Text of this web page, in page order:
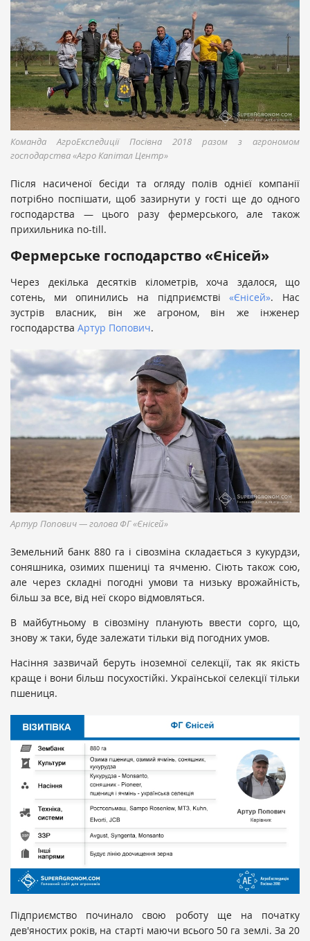
Команда АгроЕкспедиції Посівна 2018 разом з агрономом
господарства «Агро Капітал Центр»
Після насиченої бесіди та огляду полів однієї компанії
потрібно поспішати, щоб зазирнути у гості ще до одного
господарства — цього разу фермерського, але також
прихильника no-till.
Фермерське господарство «Єнісей»
Через декілька десятків кілометрів, хоча здалося, що
сотень, ми опинились на підприємстві«Єнісей». Нас
зустрів власник, він же агроном, він же інженер
господарства Артур Попович.
Артур Попович — голова ФГ «Єнісей»
Земельний банк 880 га і сівозміна складається з кукурдзи,
соняшника, озимих пшениці та ячменю. Сіють також сою,
але через складні погодні умови та низьку врожайність,
більш за все, від неї скоро відмовляться.
В майбутньому в сівозміну планують ввести сорго, що,
знову ж таки, буде залежати тільки від погодних умов.
Насіння зазвичай беруть іноземної селекції, так як якість
краще і вони більш посухостійкі. Української селекції тільки
пшениця.
Підприємство починало свою роботу ще на початку
дев'яностих років, на старті маючи всього 50 га землі. За 20